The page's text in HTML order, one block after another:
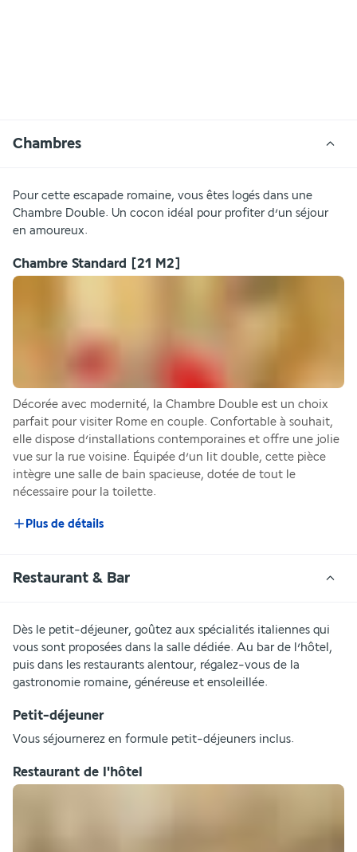
Chambres
Pour cette escapade romaine, vous êtes logés dans une
Chambre Double. Un cocon idéal pour profiter d’un séjour
en amoureux.
Chambre Standard [21 M2]
Décorée avec modernité, la Chambre Double est un choix
parfait pour visiter Rome en couple. Confortable à souhait,
elle dispose d’installations contemporaines et offre une jolie
vue sur la rue voisine. Équipée d’un lit double, cette pièce
intègre une salle de bain spacieuse, dotée de tout le
nécessaire pour la toilette.
Plus de détails
Restaurant & Bar
Dès le petit-déjeuner, goûtez aux spécialités italiennes qui
vous sont proposées dans la salle dédiée. Au bar de l’hôtel,
puis dans les restaurants alentour, régalez-vous de la
gastronomie romaine, généreuse et ensoleillée.
Petit-déjeuner
Vous séjournerez en formule petit-déjeuners inclus.
Restaurant de l'hôtel